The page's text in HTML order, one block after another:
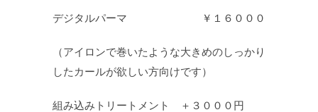
デジタルパーマ ￥１６０００
（アイロンで巻いたような大きめのしっかり
したカールが欲しい方向けです）
組み込みトリートメント ＋３０００円